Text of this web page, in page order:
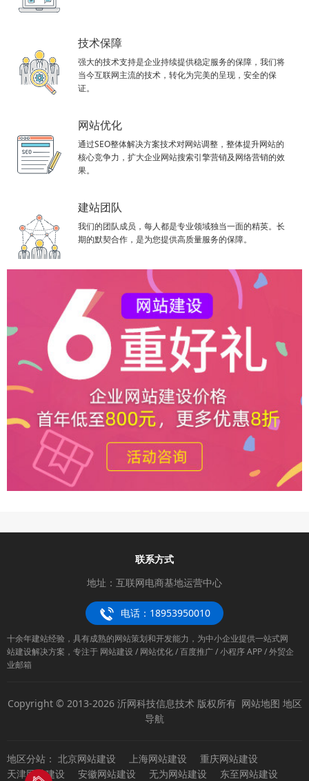
技术保障
强大的技术支持是企业持续提供稳定服务的保障，我们将
当今互联网主流的技术，转化为完美的呈现，安全的保
证。
网站优化
通过SEO整体解决方案技术对网站调整，整体提升网站的
核心竞争力，扩大企业网站搜索引擎营销及网络营销的效
果。
建站团队
我们的团队成员，每人都是专业领域独当一面的精英。长
期的默契合作，是为您提供高质量服务的保障。
联系方式
地址：互联网电商基地运营中心
电话：18953950010
十余年建站经验，具有成熟的网站策划和开发能力，为中小企业提供一站式网
站建设解决方案，专注于 网站建设 / 网站优化 / 百度推广 / 小程序 APP / 外贸企
业邮箱
Copyright © 2013-2026 沂网科技信息技术 版权所有 网站地图 地区
导航
地区分站： 北京网站建设 上海网站建设
重庆网站建设
天津网站建设
安徽网站建设 无为网站建设 东至网站建设